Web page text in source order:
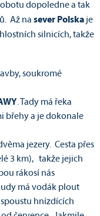
dopoledne a tak
Až na sever Polska je
silnicích, takže
soukromé
. Tady má řeka
břehy a je dokonale
jezery. Cesta přes
3 km), takže jejich
rákosí nás
má vodák plout
hnízdících